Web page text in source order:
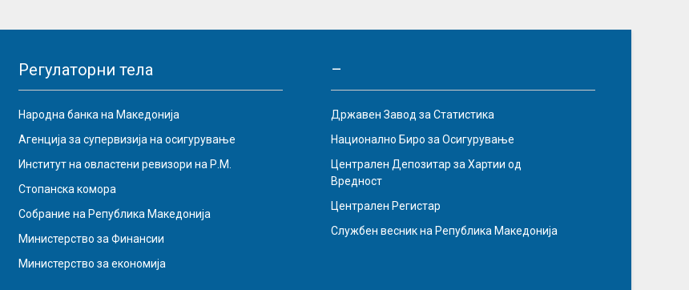
Регулаторни тела
Народна банка на Македонија
Агенција за супервизија на осигурување
Институт на овластени ревизори на Р.М.
Стопанска комора
Собрание на Република Македонија
Министерство за Финансии
Министерство за економија
–
Државен Завод за Статистика
Национално Биро за Осигурување
Централен Депозитар за Хартии од
Вредност
Централен Регистар
Службен весник на Република Македонија